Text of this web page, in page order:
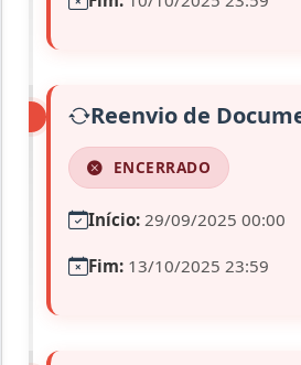
Reenvio de
ENCERRADO
Início: 29/09/2025 00:00
Fim: 13/10/2025 23:59